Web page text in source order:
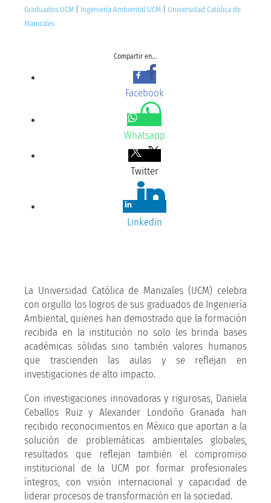
Graduados UCM Ingeniería Ambiental UCM
Universidad Católica de
Manizales
Compartir en...
Facebook
Whatsapp
Twitter
Linkedin
La Universidad Católica de Manizales (UCM) celebra
con orgullo los logros de sus graduados de Ingeniería
Ambiental, quienes han demostrado que la formación
recibida en la institución no solo les brinda bases
académicas sólidas sino también valores humanos
que trascienden las aulas y se reflejan en
investigaciones de alto impacto.
Con investigaciones innovadoras y rigurosas, Daniela
Ceballos Ruiz y Alexander Londoño Granada han
recibido reconocimientos en México que aportan a la
solución de problemáticas ambientales globales,
resultados que reflejan también el compromiso
institucional de la UCM por formar profesionales
íntegros, con visión internacional y capacidad de
liderar procesos de transformación en la sociedad.